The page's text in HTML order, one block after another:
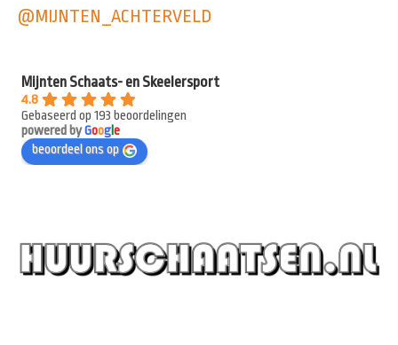
@MIJNTEN_ACHTERVELD
Mijnten Schaats- en Skeelersport
4.8
Gebaseerd op 193 beoordelingen
powered byGoogle
beoordeel ons op